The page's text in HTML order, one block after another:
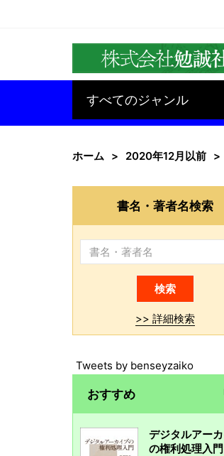
すべてのジャンル
ホーム 2020年12月以前
書名・著者名検索
>> 詳細検索
Tweets by benseyzaiko
おすすめ
デジタルアー
の権利処理入門